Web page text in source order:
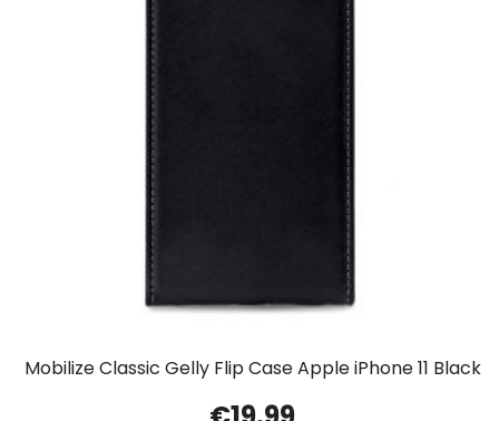
Mobilize Classic Gelly Flip Case Apple iPhone 11 Black